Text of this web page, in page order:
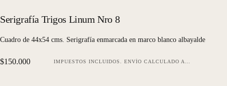
Serigrafía Trigos Linum Nro 8
Cuadro de 44x54 cms. Serigrafía enmarcada en marco blanco albayalde
Precio
$150.000 IMPUESTOS INCLUIDOS. ENVÍO CALCULADO AL FINALIZAR LA COMPRA.